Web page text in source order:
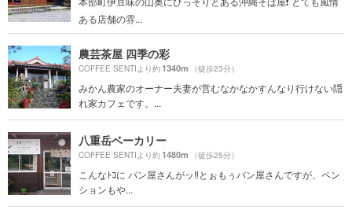
ある店舗の雰...
農芸茶屋 四季の彩
COFFEE SENTIより約1340m （徒歩23分）
みかん農家のオーナー夫妻が営むなかなかすんなり行けない隠
れ家カフェです。...
八重岳ベーカリー
COFFEE SENTIより約1480m （徒歩25分）
こんなﾄｺに パン屋さんがッ‼️とぉもぅパン屋さんですが、ペン
ションもや...